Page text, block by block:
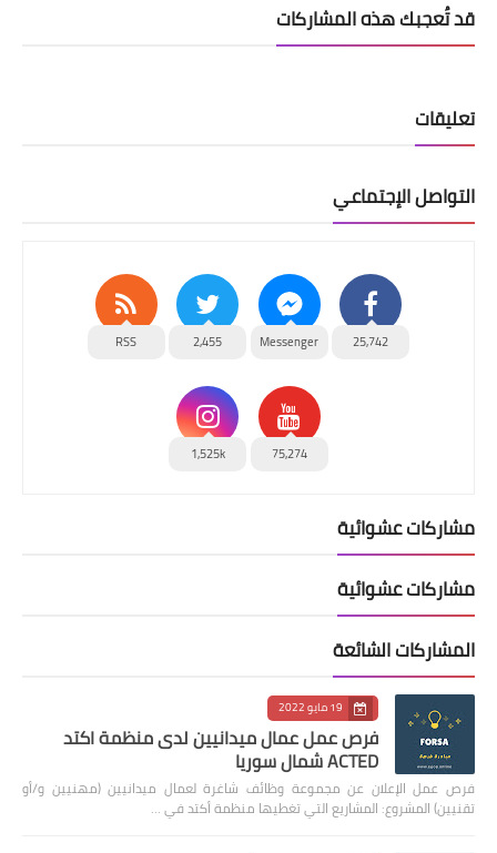
قد تُعجبك هذه المشاركات
تعليقات
التواصل الإجتماعي
25,742
Messenger
2,455
RSS
75,274
1,525k
مشاركات عشوائية
مشاركات عشوائية
المشاركات الشائعة
19 مايو 2022
فرص عمل عمال ميدانيين لدى منظمة اكتد
ACTED شمال سوريا
فرص عمل الإعلان عن مجموعة وظائف شاغرة لعمال ميدانيين (مهنيين و/أو
تقنيين) المشروع: المشاريع التي تغطيها منظمة أكتد في …